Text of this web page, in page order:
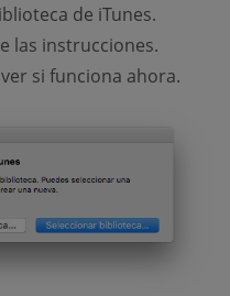
de iTunes.
las instrucciones.
si funciona ahora.